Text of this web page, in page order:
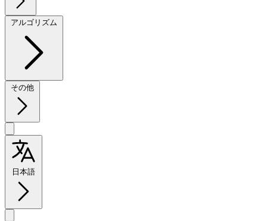
アルゴリズム
その他
日本語